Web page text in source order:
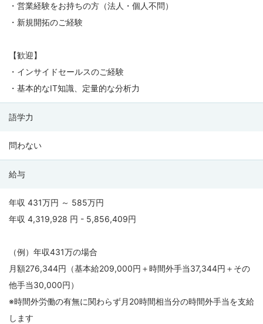
・営業経験をお持ちの方（法人・個人不問）
・新規開拓のご経験
【歓迎】
・インサイドセールスのご経験
・基本的なIT知識、定量的な分析力
語学力
問わない
給与
年収 431万円 ～ 585万円
年収 4,319,928 円 - 5,856,409円
（例）年収431万の場合
月額276,344円（基本給209,000円＋時間外手当37,344円＋その
他手当30,000円）
※時間外労働の有無に関わらず月20時間相当分の時間外手当を支給
します